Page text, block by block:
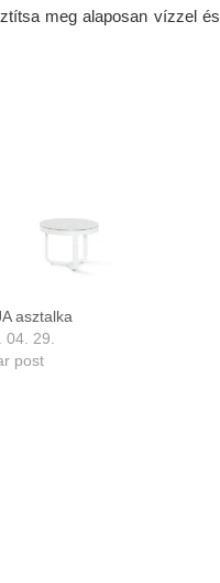
meg alaposan vízzel és
asztalka
04. 29.
post